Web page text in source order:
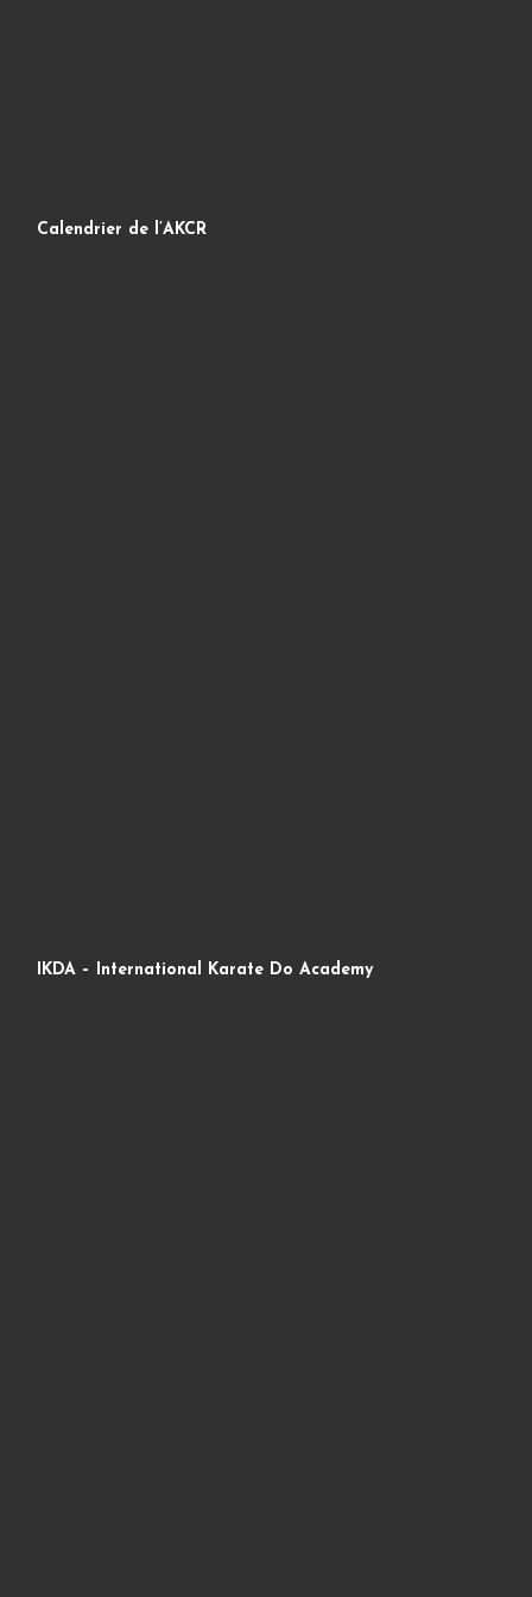
Calendrier de l’AKCR
IKDA – International Karate Do Academy